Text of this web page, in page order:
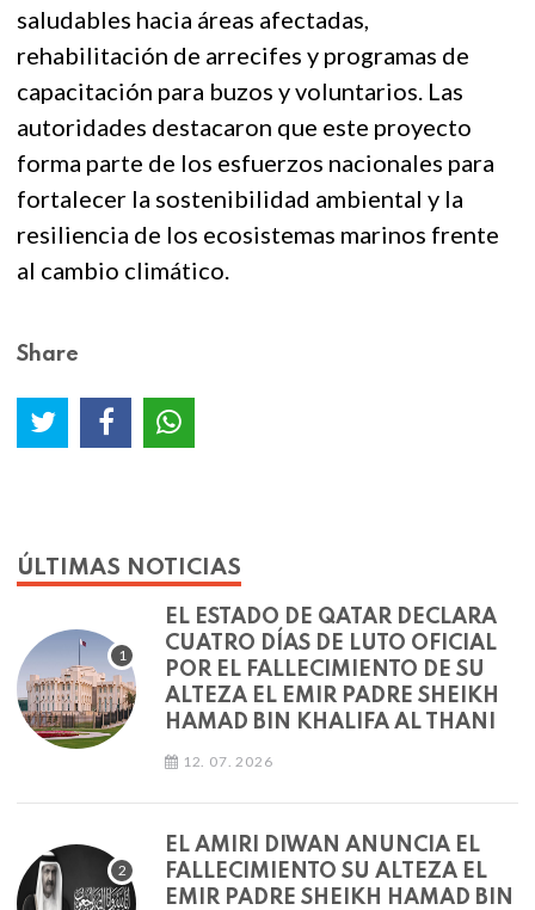
saludables hacia áreas afectadas,
rehabilitación de arrecifes y programas de
capacitación para buzos y voluntarios. Las
autoridades destacaron que este proyecto
forma parte de los esfuerzos nacionales para
fortalecer la sostenibilidad ambiental y la
resiliencia de los ecosistemas marinos frente
al cambio climático.
Share
ÚLTIMAS NOTICIAS
EL ESTADO DE QATAR DECLARA
CUATRO DÍAS DE LUTO OFICIAL
POR EL FALLECIMIENTO DE SU
ALTEZA EL EMIR PADRE SHEIKH
HAMAD BIN KHALIFA AL THANI
12. 07. 2026
EL AMIRI DIWAN ANUNCIA EL
FALLECIMIENTO SU ALTEZA EL
EMIR PADRE SHEIKH HAMAD BIN